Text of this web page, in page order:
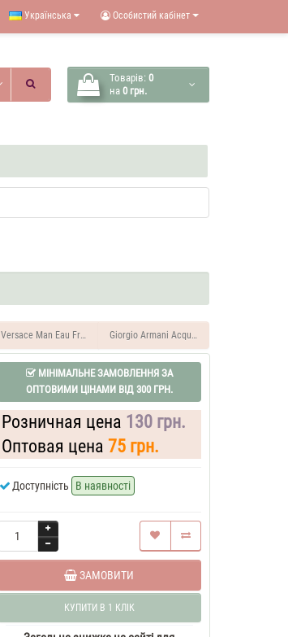
Особистий кабінет
Українська
Товарів: 0
на 0 грн.
Versace Man Eau Fraiche 37 ML Духи чоловічіGiorgio Armani Acqua Di Gio 37 ML Духи
МІНІМАЛЬНЕ ЗАМОВЛЕННЯ ЗА
ОПТОВИМИ ЦІНАМИ ВІД 300 ГРН.
Розничная цена 130 грн.
Оптовая цена 75 грн.
Доступність В наявності
ЗАМОВИТИ
КУПИТИ В 1 КЛІК